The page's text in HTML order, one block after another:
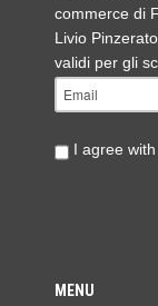
commerce di
Livio
validi per gli
I agree
MENU